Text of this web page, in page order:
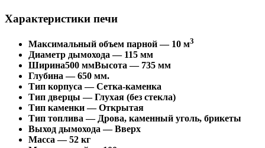
Характеристики печи
Максимальный объем парной — 10 м3
Диаметр дымохода — 115 мм
Ширина500 ммВысота — 735 мм
Глубина — 650 мм.
Тип корпуса — Сетка-каменка
Тип дверцы — Глухая (без стекла)
Тип каменки — Открытая
Тип топлива — Дрова, каменный уголь, брикеты
Выход дымохода — Вверх
Масса — 52 кг